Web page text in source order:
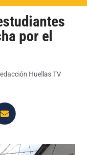
por el
Huellas TV